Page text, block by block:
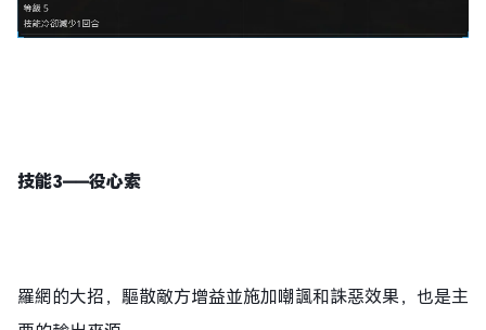
技能3——役心索
羅網的大招，驅散敵方增益並施加嘲諷和誅惡效果，也是主